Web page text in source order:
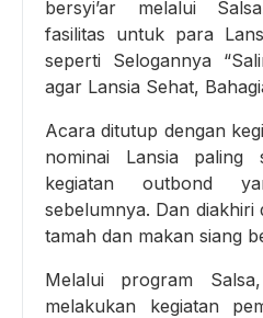
bersyi’ar melalui
fasilitas untuk para
seperti Selogannya
agar Lansia Sehat,
Acara ditutup dengan
nominai Lansia paling
kegiatan outbond
sebelumnya. Dan diakhiri
tamah dan makan siang
Melalui program
melakukan kegiatan